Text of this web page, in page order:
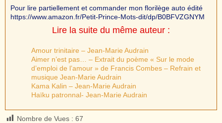
Pour lire partiellement et commander mon florilège auto édité
https://www.amazon.fr/Petit-Prince-Mots-dit/dp/B0BFVZGNYM
Lire la suite du même auteur :
Amour trinitaire – Jean-Marie Audrain
Aimer n’est pas… – Extrait du poème « Sur le mode
d’emploi de l’amour » de Francis Combes – Refrain et
musique Jean-Marie Audrain
Kama Kalin – Jean-Marie Audrain
Haïku patronnal- Jean-Marie Audrain
Nombre de Vues : 67